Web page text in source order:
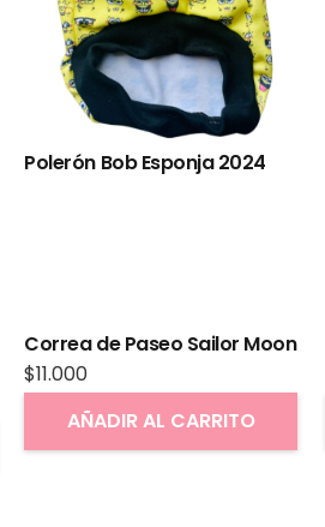
Polerón Bob Esponja 2024
Correa de Paseo Sailor Moon
$11.000
AÑADIR AL CARRITO